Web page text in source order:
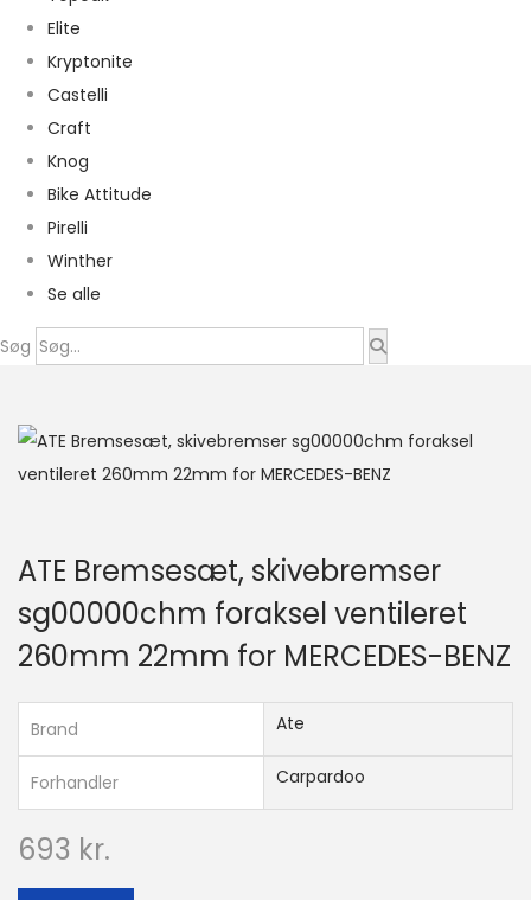
Elite
Kryptonite
Castelli
Craft
Knog
Bike Attitude
Pirelli
Winther
Se alle
Søg
ATE Bremsesæt, skivebremser
sg00000chm foraksel ventileret
260mm 22mm for MERCEDES-BENZ
Brand Ate
Forhandler Carpardoo
693 kr.